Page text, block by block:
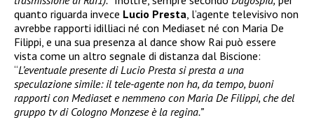
quanto riguarda invece Lucio Presta, l’agente televisivo non
avrebbe rapporti idilliaci né con Mediaset né con Maria De
Filippi, e una sua presenza al dance show Rai può essere
vista come un altro segnale di distanza dal Biscione:
“L’eventuale presente di Lucio Presta si presta a una
speculazione simile: il tele-agente non ha, da tempo, buoni
rapporti con Mediaset e nemmeno con Maria De Filippi, che del
gruppo tv di Cologno Monzese è la regina.”